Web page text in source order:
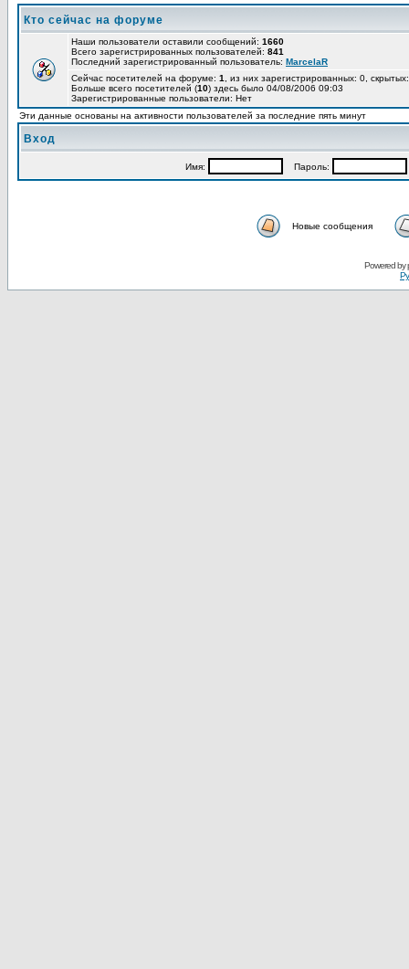
Кто сейчас на форуме
Наши пользователи оставили сообщений: 1660
Всего зарегистрированных пользователей: 841
Последний зарегистрированный пользователь: MarcelaR
Сейчас посетителей на форуме: 1
, из них зарегистрированных: 0,
Больше всего посетителей (10) здесь было 04/08/2006 09:03
Зарегистрированные пользователи: Нет
Эти данные основаны на активности пользователей за последние пять минут
Вход
Имя: Пароль:
Новые сообщения
Powered by